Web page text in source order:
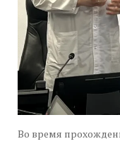
Во время